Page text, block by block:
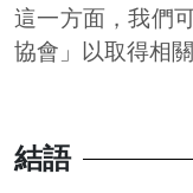
這一方面，我們
協會」以取得相關
結語